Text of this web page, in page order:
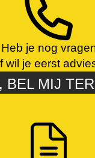
Heb je nog
wil je eerst
BEL MIJ